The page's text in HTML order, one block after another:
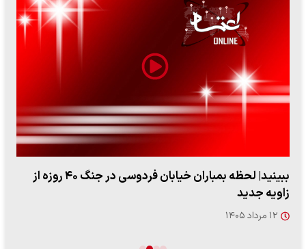
ببینید| لحظه بمباران خیابان فردوسی در جنگ ۴۰ روزه از
زاویه جدید
۱۲ مرداد ۱۴۰۵